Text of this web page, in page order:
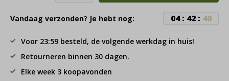
Vandaag verzonden? Je hebt nog: 04: 42: 39
Voor 23:59 besteld, de volgende werkdag in huis!
Retourneren binnen 30 dagen.
Elke week 3 koopavonden